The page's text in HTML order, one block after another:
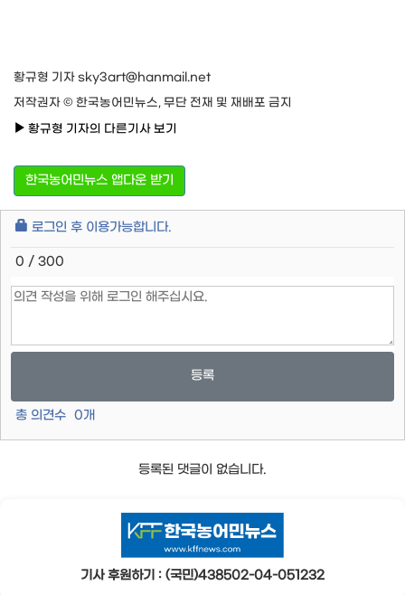
황규형 기자 sky3art@hanmail.net
저작권자 © 한국농어민뉴스, 무단 전재 및 재배포 금지
황규형 기자의 다른기사 보기
한국농어민뉴스 앱다운 받기
로그인 후 이용가능합니다.
0 / 300
등록
총 의견수 0개
등록된 댓글이 없습니다.
기사 후원하기 : (국민)438502-04-051232